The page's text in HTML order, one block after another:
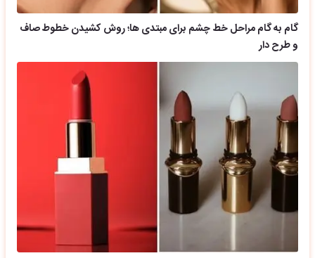
گام به گام مراحل خط چشم برای مبتدی ها؛ روش کشیدن خطوط صاف
و طرح دار